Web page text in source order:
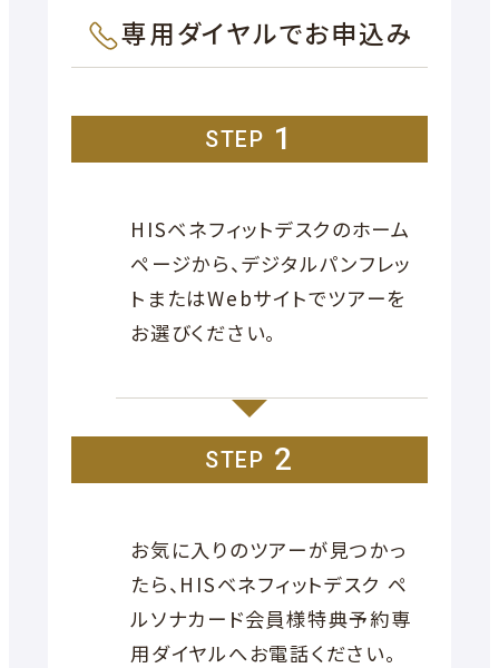
専用ダイヤルでお申込み
STEP 1
HISベネフィットデスクのホーム
ページから、デジタルパンフレッ
トまたはWebサイトでツアーを
お選びください。
STEP 2
お気に入りのツアーが見つかっ
たら、HISベネフィットデスク ペ
ルソナカード会員様特典予約専
用ダイヤルへお電話ください。